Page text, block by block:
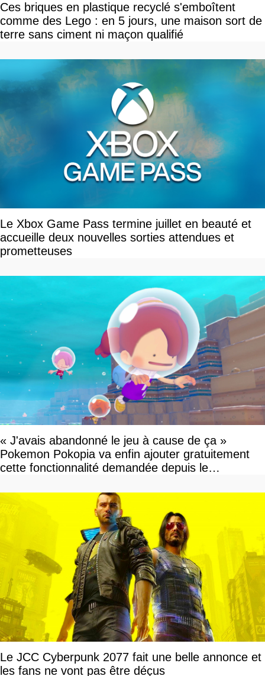
Ces briques en plastique recyclé s'emboîtent
comme des Lego : en 5 jours, une maison sort de
terre sans ciment ni maçon qualifié
Le Xbox Game Pass termine juillet en beauté et
accueille deux nouvelles sorties attendues et
prometteuses
« J'avais abandonné le jeu à cause de ça »
Pokemon Pokopia va enfin ajouter gratuitement
cette fonctionnalité demandée depuis le
Le JCC Cyberpunk 2077 fait une belle annonce et
les fans ne vont pas être déçus